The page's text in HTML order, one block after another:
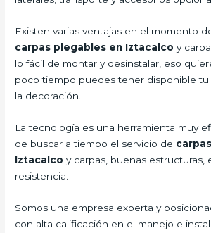
Existen varias ventajas en el momento
carpas plegables en Iztacalco y
lo fácil de montar y desinstalar, eso
poco tiempo puedes tener disponible tu
la decoración.
La tecnología es una herramienta muy
de buscar a tiempo el servicio de
Iztacalco y carpas, buenas estructuras,
resistencia.
Somos una empresa experta y
con alta calificación en el manejo e